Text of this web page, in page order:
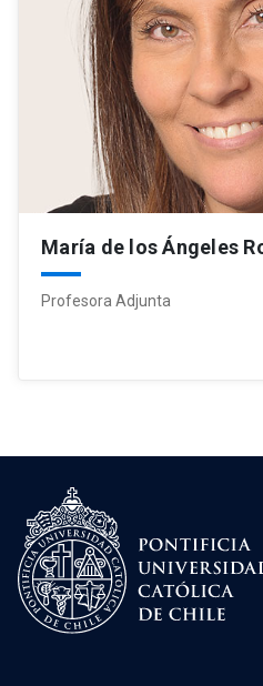
María de los Ángeles
Profesora Adjunta